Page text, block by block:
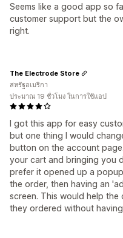
Seems like a good app so
customer support but the
right.
I got this app for easy
but one thing I would
button on the account
your cart and bringing you
prefer it opened up a
the order, then having an
screen. This would help the
they ordered without
The Electrode Store
สหรัฐอเมริกา
ประมาณ 19 ชั่วโมง ในการใช้แอป